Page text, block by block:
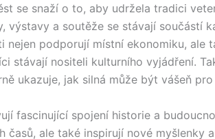
se snaží o to, aby udržela tradici
výstavy a soutěže se stávají součástí
nejen podporují místní ekonomiku, ale
stávají nositeli kulturního vyjádření.
ukazuje, jak silná může být vášeň
fascinující spojení historie a
časů, ale také inspirují nové myšlenky